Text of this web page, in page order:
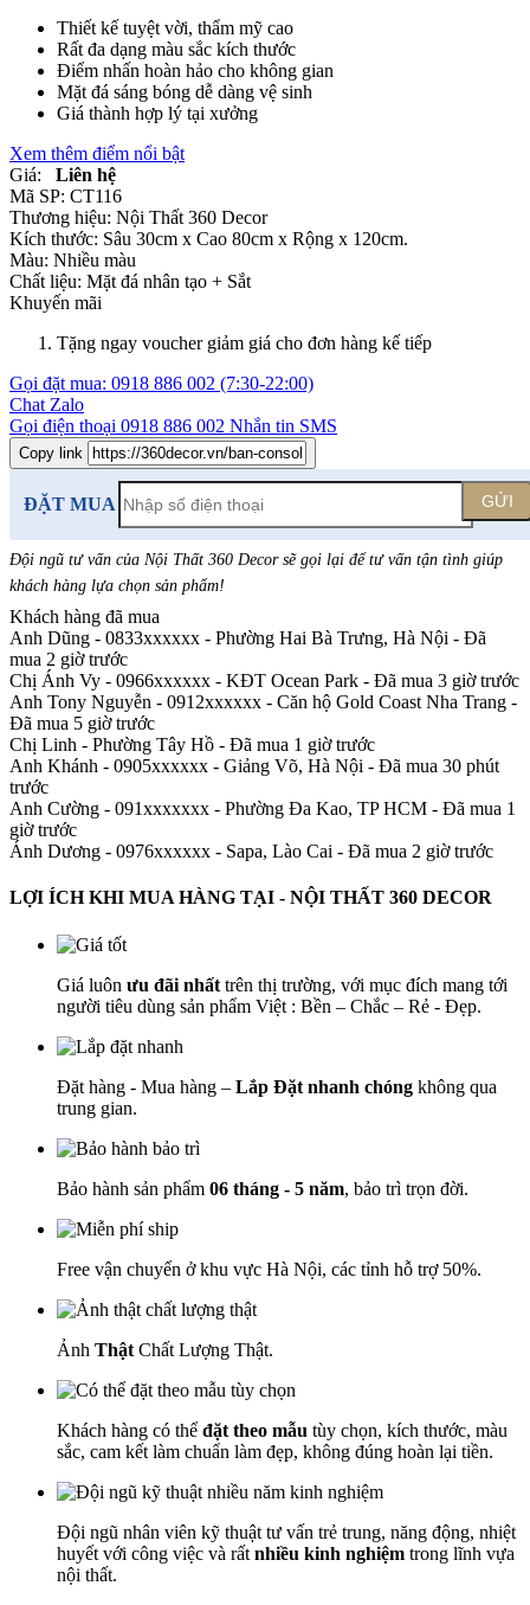
Thiết kế tuyệt vời, thẩm mỹ cao
Rất đa dạng màu sắc kích thước
Điểm nhấn hoàn hảo cho không gian
Mặt đá sáng bóng dễ dàng vệ sinh
Giá thành hợp lý tại xưởng
Xem thêm điểm nổi bật
Giá:
Liên hệ
Mã SP: CT116
Thương hiệu: Nội Thất 360 Decor
Kích thước: Sâu 30cm x Cao 80cm x Rộng x 120cm.
Màu: Nhiều màu
Chất liệu: Mặt đá nhân tạo + Sắt
Khuyến mãi
Tặng ngay voucher giảm giá cho đơn hàng kế tiếp
Gọi đặt mua: 0918 886 002 (7:30-22:00)
Chat Zalo
Gọi điện thoại 0918 886 002 Nhắn tin SMS
Copy link
ĐẶT MUA GỬI
Đội ngũ tư vấn của Nội Thất 360 Decor sẽ gọi lại để tư vấn tận tình giúp
khách hàng lựa chọn sản phẩm!
Khách hàng đã mua
Anh Dũng - 0833xxxxxx - Phường Hai Bà Trưng, Hà Nội - Đã
mua 2 giờ trước
Chị Ánh Vy - 0966xxxxxx - KĐT Ocean Park - Đã mua 3 giờ trước
Anh Tony Nguyễn - 0912xxxxxx - Căn hộ Gold Coast Nha Trang -
Đã mua 5 giờ trước
Chị Linh - Phường Tây Hồ - Đã mua 1 giờ trước
Anh Khánh - 0905xxxxxx - Giảng Võ, Hà Nội - Đã mua 30 phút
trước
Anh Cường - 091xxxxxxx - Phường Đa Kao, TP HCM - Đã mua 1
giờ trước
Ánh Dương - 0976xxxxxx - Sapa, Lào Cai - Đã mua 2 giờ trước
LỢI ÍCH KHI MUA HÀNG TẠI - NỘI THẤT 360 DECOR
Giá luôn ưu đãi nhất trên thị trường, với mục đích mang tới
người tiêu dùng sản phẩm Việt : Bền – Chắc – Rẻ - Đẹp.
Đặt hàng - Mua hàng – Lắp Đặt nhanh chóng không qua
trung gian.
Bảo hành sản phẩm 06 tháng - 5 năm, bảo trì trọn đời.
Free vận chuyển ở khu vực Hà Nội, các tỉnh hỗ trợ 50%.
Ảnh Thật Chất Lượng Thật.
Khách hàng có thể đặt theo mẫu tùy chọn, kích thước, màu
sắc, cam kết làm chuẩn làm đẹp, không đúng hoàn lại tiền.
Đội ngũ nhân viên kỹ thuật tư vấn trẻ trung, năng động, nhiệt
huyết với công việc và rất nhiều kinh nghiệm trong lĩnh vựa
nội thất.